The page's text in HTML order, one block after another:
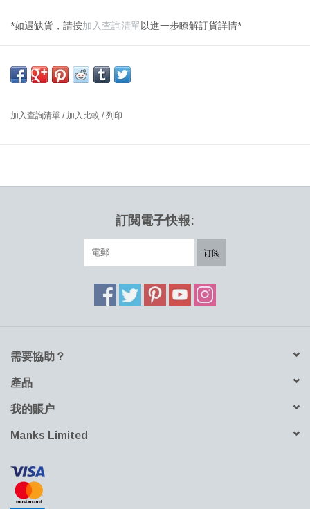
*如遇缺貨，請按加入查詢清單以進一步瞭解訂貨詳情*
尺寸: 直徑80 X 高35厘米
是以樹幹靈感設計的，一個小茶几側台，可以融入任何佈景及房
和茶几，可以單獨使用或放在一起組合，形成個性獨特的外觀。
桌面靈感來自樹幹,設計師Søren Rose想象PLATEAU桌面被是直接
從樹幹切出的美麗的原始“切片”。在整個設計過程中,Søren Rose一
加入查詢清單 / 加入比較 /列印
訂閲電子快報:
订阅
需要協助？
產品
我的賬户
Manks Limited